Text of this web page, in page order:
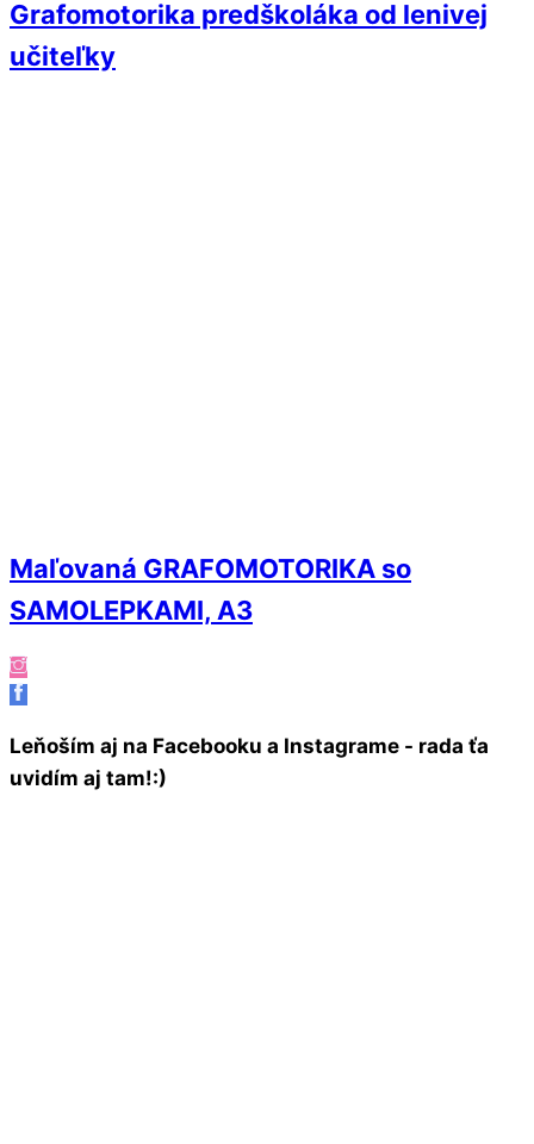
Grafomotorika predškoláka od lenivej
učiteľky
Maľovaná GRAFOMOTORIKA so
SAMOLEPKAMI, A3
Leňoším aj na Facebooku a Instagrame - rada ťa
uvidím aj tam!:)